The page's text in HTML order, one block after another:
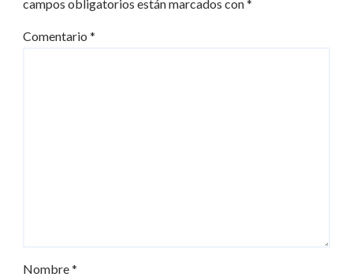
campos obligatorios están marcados con*
Comentario *
Nombre*